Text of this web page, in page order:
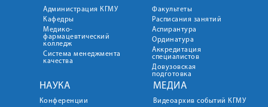
Администрация КГМУ
Кафедры
Медико-
фармацевтический
колледж
Система менеджмента
качества
Факультеты
Расписания занятий
Аспирантура
Ординатура
Аккредитация
специалистов
Довузовская
подготовка
НАУКА
Конференции
МЕДИА
Видеоархив событий КГМУ